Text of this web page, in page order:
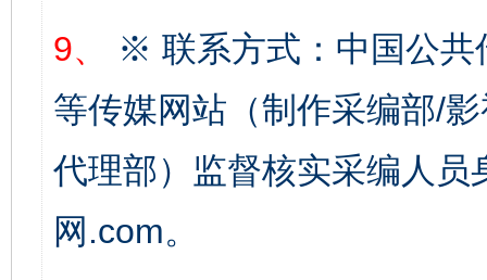
9、
※ 联系方式：中国公共
等传媒网站（制作采编部/
代理部）监督核实采编人员
网.com。
完善运行机制助力责任有效落实 一纸欠